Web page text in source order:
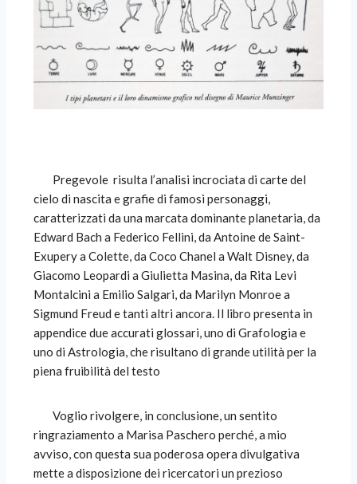
Pregevole risulta l’analisi incrociata di carte del
cielo di nascita e grafie di famosi personaggi,
caratterizzati da una marcata dominante planetaria, da
Edward Bach a Federico Fellini, da Antoine de Saint-
Exupery a Colette, da Coco Chanel a Walt Disney, da
Giacomo Leopardi a Giulietta Masina, da Rita Levi
Montalcini a Emilio Salgari, da Marilyn Monroe a
Sigmund Freud e tanti altri ancora. Il libro presenta in
appendice due accurati glossari, uno di Grafologia e
uno di Astrologia, che risultano di grande utilità per la
piena fruibilità del testo
Voglio rivolgere, in conclusione, un sentito
ringraziamento a Marisa Paschero perché, a mio
avviso, con questa sua poderosa opera divulgativa
mette a disposizione dei ricercatori un prezioso